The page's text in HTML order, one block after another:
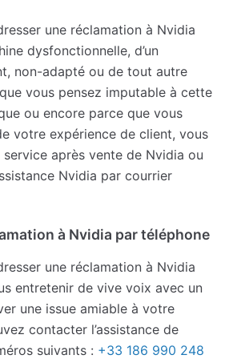
une réclamation à Nvidia
dysfonctionnelle, d’un
non-adapté ou de tout autre
vous pensez imputable à cette
ou encore parce que vous
votre expérience de client, vous
après vente de Nvidia ou
Nvidia par courrier
à Nvidia par téléphone
une réclamation à Nvidia
entretenir de vive voix avec un
une issue amiable à votre
contacter l’assistance de
suivants : +33 186 990 248